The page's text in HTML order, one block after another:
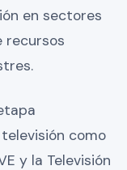
en sectores
recursos
como
y la Televisión